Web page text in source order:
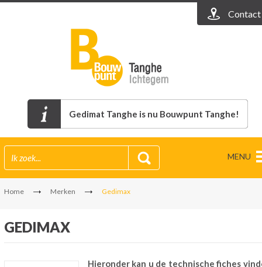
Contact
Gedimat Tanghe is nu Bouwpunt Tanghe!
MENU
Home Merken Gedimax
GEDIMAX
Hieronder kan u de technische fiches